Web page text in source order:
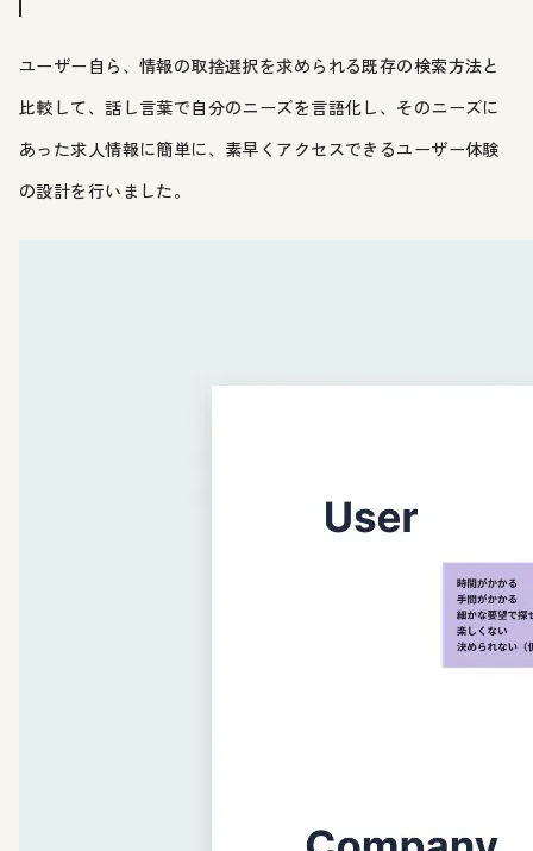
ユーザー自ら、情報の取捨選択を求められる既存の検索方法と
比較して、話し言葉で自分のニーズを言語化し、そのニーズに
あった求人情報に簡単に、素早くアクセスできるユーザー体験
の設計を行いました。